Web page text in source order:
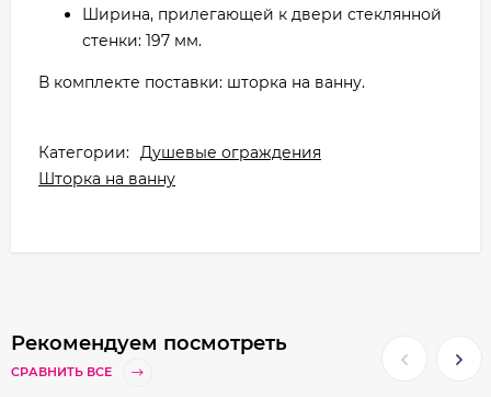
Ширина, прилегающей к двери стеклянной
стенки: 197 мм.
В комплекте поставки: шторка на ванну.
Категории: Душевые ограждения
Шторка на ванну
Рекомендуем посмотреть
СРАВНИТЬ ВСЕ